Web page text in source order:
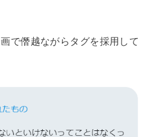
で僭越ながらタグを採用して